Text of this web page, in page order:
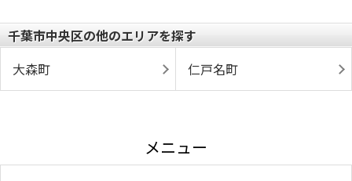
千葉市中央区の他のエリアを探す
大森町
仁戸名町
メニュー